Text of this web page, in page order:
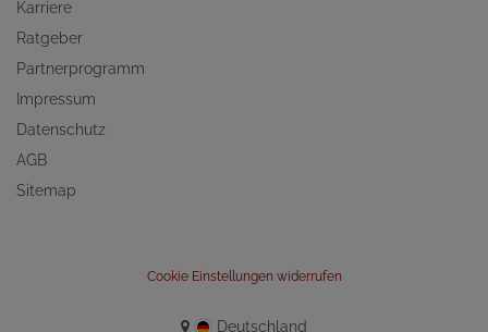
Karriere
Ratgeber
Partnerprogramm
Impressum
Datenschutz
AGB
Sitemap
Cookie Einstellungen widerrufen
Deutschland